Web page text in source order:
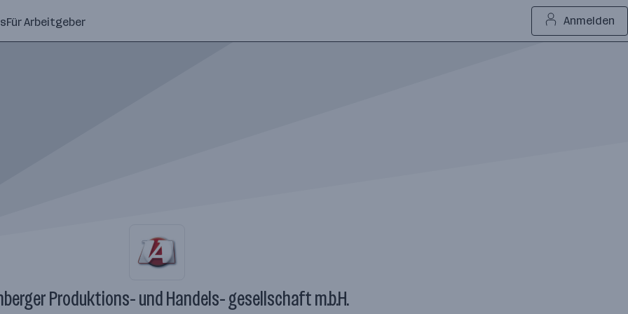
Für Arbeitgeber Anmelden
Produktions- und Handels- gesellschaft m.b.H.